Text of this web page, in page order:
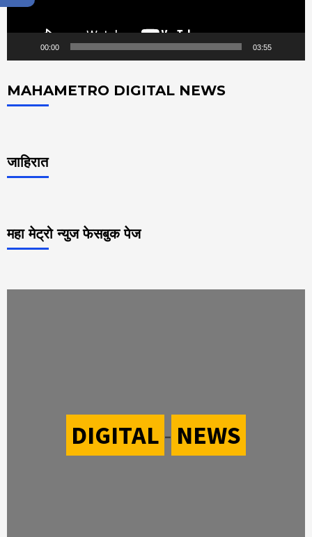
00:00 03:55
MAHAMETRO DIGITAL NEWS
जाहिरात
महा मेट्रो न्युज फेसबुक पेज
DIGITAL - NEWS